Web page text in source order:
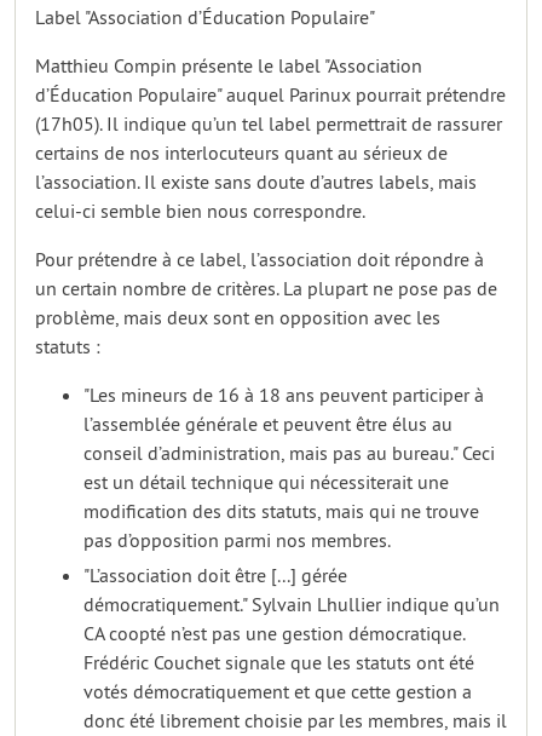
Label "Association d’Éducation Populaire"
Matthieu Compin présente le label "Association
d’Éducation Populaire" auquel Parinux pourrait prétendre
(17h05). Il indique qu’un tel label permettrait de rassurer
certains de nos interlocuteurs quant au sérieux de
l’association. Il existe sans doute d’autres labels, mais
celui-ci semble bien nous correspondre.
Pour prétendre à ce label, l’association doit répondre à
un certain nombre de critères. La plupart ne pose pas de
problème, mais deux sont en opposition avec les
statuts :
"Les mineurs de 16 à 18 ans peuvent participer à
l’assemblée générale et peuvent être élus au
conseil d’administration, mais pas au bureau." Ceci
est un détail technique qui nécessiterait une
modification des dits statuts, mais qui ne trouve
pas d’opposition parmi nos membres.
"L’association doit être [...] gérée
démocratiquement." Sylvain Lhullier indique qu’un
CA coopté n’est pas une gestion démocratique.
Frédéric Couchet signale que les statuts ont été
votés démocratiquement et que cette gestion a
donc été librement choisie par les membres, mais il